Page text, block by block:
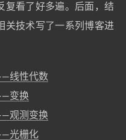
复看了好多遍。后面，结
关技术写了一系列博客进
线性代数
变换
观测变换
光栅化